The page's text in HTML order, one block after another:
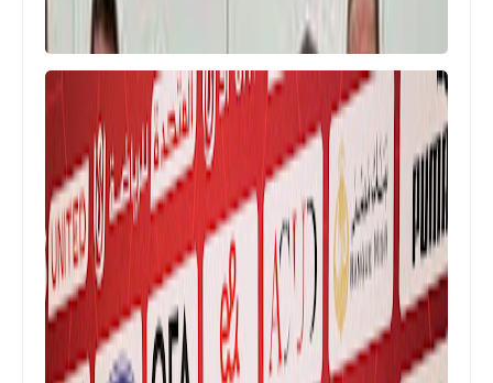
أخبار
حرس الحدود والنسور أبطال كأس مصر
للكورف بول